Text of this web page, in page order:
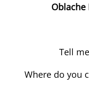
Tell
Where do you